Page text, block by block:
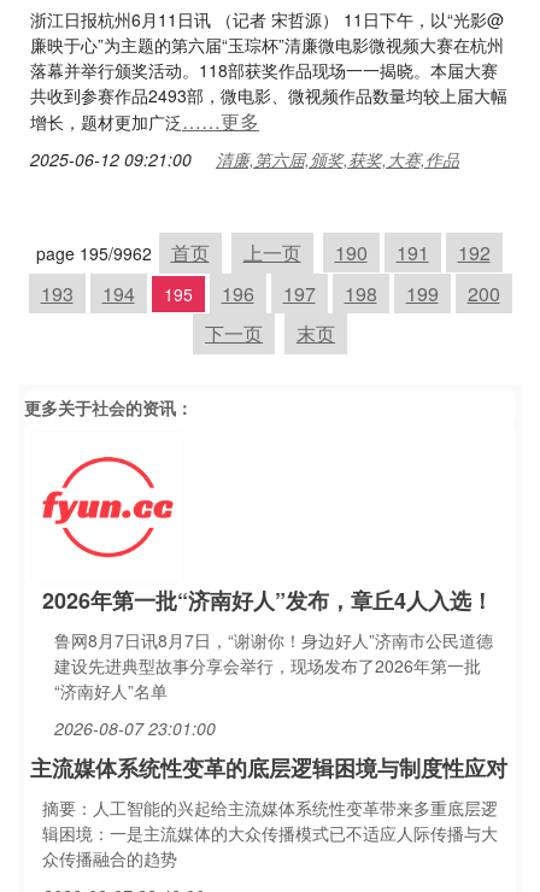
浙江日报杭州6月11日讯 （记者 宋哲源） 11日下午，以“光影@
廉映于心”为主题的第六届“玉琮杯”清廉微电影微视频大赛在杭州
落幕并举行颁奖活动。118部获奖作品现场一一揭晓。本届大赛
共收到参赛作品2493部，微电影、微视频作品数量均较上届大幅
增长，题材更加广泛……更多
2025-06-12 09:21:00 清廉,第六届,颁奖,获奖,大赛,作品
page 195/9962 首页 上一页 190 191
192
193
194 195 196 197 198 199
200
下一页
末页
更多关于社会的资讯：
2026年第一批“济南好人”发布，章丘4人入选！
鲁网8月7日讯8月7日，“谢谢你！身边好人”济南市公民道德
建设先进典型故事分享会举行，现场发布了2026年第一批
“济南好人”名单
2026-08-07 23:01:00
主流媒体系统性变革的底层逻辑困境与制度性应对
摘要：人工智能的兴起给主流媒体系统性变革带来多重底层逻
辑困境：一是主流媒体的大众传播模式已不适应人际传播与大
众传播融合的趋势